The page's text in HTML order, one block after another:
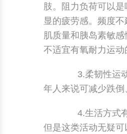
肢。阻力负荷可以
显的疲劳感。频度
肌质量和胰岛素敏
不适宜有氧耐力运动
3.柔韧性运动
年人来说可减少跌倒
4.生活方式有
但是这类活动无疑